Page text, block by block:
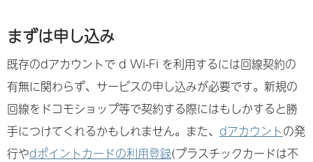
まずは申し込み
既存のdアカウントで d Wi-Fi を利用するには回線契約の
有無に関わらず、サービスの申し込みが必要です。新規の
回線をドコモショップ等で契約する際にはもしかすると勝
手につけてくれるかもしれません。また、 dアカウントの発
行やdポイントカードの利用登録(プラスチックカードは不